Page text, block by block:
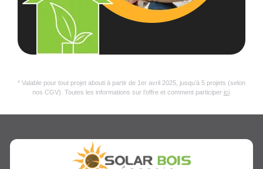
* Valable pour tout projet abouti à partir de 1er avril 2025, jusqu’à 5 projets (selon
nos CGV). Toutes les informations sur l’offre et comment participer ici.